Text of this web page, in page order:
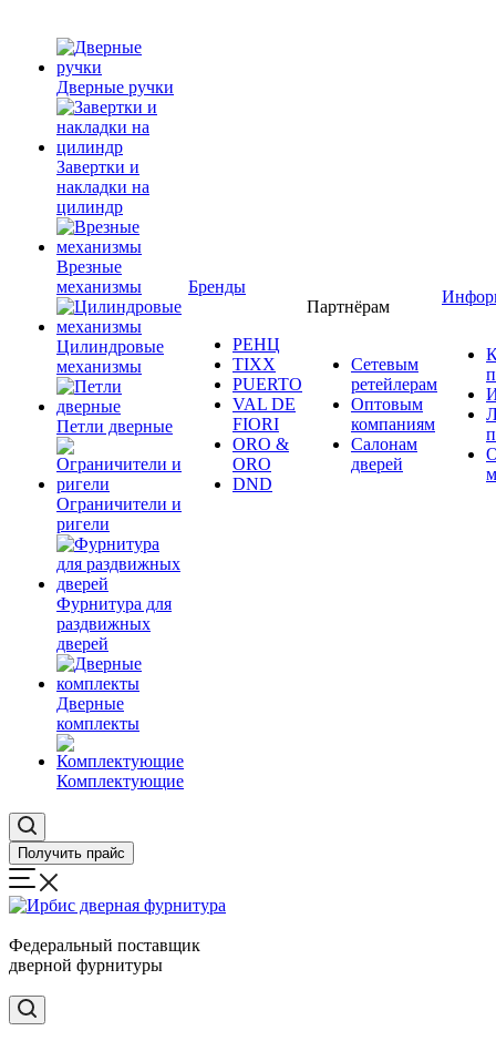
Дверные ручки
Завертки и
накладки на
цилиндр
Врезные
механизмы
Цилиндровые
механизмы
Петли дверные
Ограничители и
ригели
Фурнитура для
раздвижных
дверей
Дверные
комплекты
Комплектующие
Бренды
РЕНЦ
TIXX
PUERTO
VAL DE
FIORI
ORO &
ORO
DND
Партнёрам
Сетевым
ретейлерам
Оптовым
компаниям
Салонам
дверей
Получить прайс
Федеральный поставщик
дверной фурнитуры